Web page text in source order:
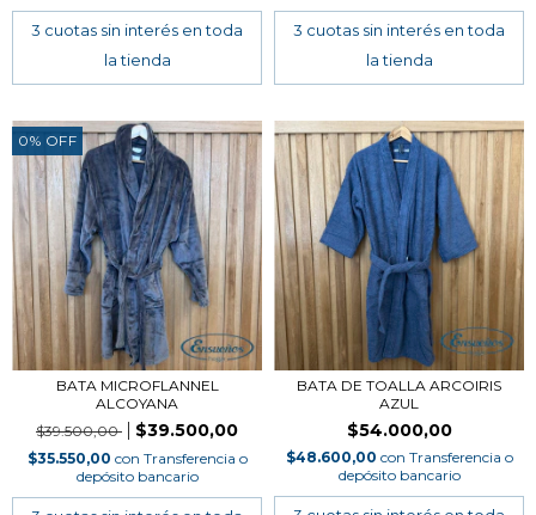
0% OFF
BATA MICROFLANNEL
ALCOYANA
$39.500,00
$39.500,00
$35.550,00 con Transferencia o
depósito bancario
BATA DE TOALLA ARCOIRIS
AZUL
$54.000,00
$48.600,00 con Transferencia o
depósito bancario